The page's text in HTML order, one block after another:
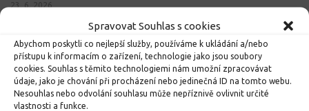
Spravovat Souhlas s cookies
Abychom poskytli co nejlepší služby, používáme k ukládání a/nebo
přístupu k informacím o zařízení, technologie jako jsou soubory
cookies. Souhlas s těmito technologiemi nám umožní zpracovávat
údaje, jako je chování při procházení nebo jedinečná ID na tomto webu.
Nesouhlas nebo odvolání souhlasu může nepříznivě ovlivnit určité
vlastnosti a funkce.
23. 6. 2026